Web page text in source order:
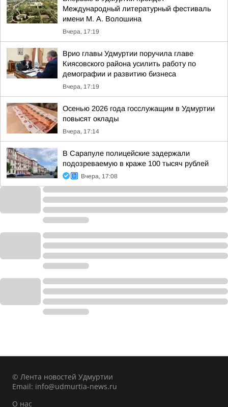
Международный литературный фестиваль
имени М. А. Волошина
Вчера, 17:19
Врио главы Удмуртии поручила главе
Киясовского района усилить работу по
демографии и развитию бизнеса
Вчера, 17:19
Осенью 2026 года госслужащим в Удмуртии
повысят оклады
Вчера, 17:14
В Сарапуле полицейские задержали
подозреваемую в краже 100 тысяч рублей
Вчера, 17:08
© Лента новостей Удмуртии
Email: info@udmurtia-news.ru
О нас